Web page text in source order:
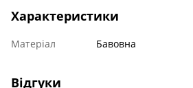
Характеристики
Матеріал Бавовна
Відгуки